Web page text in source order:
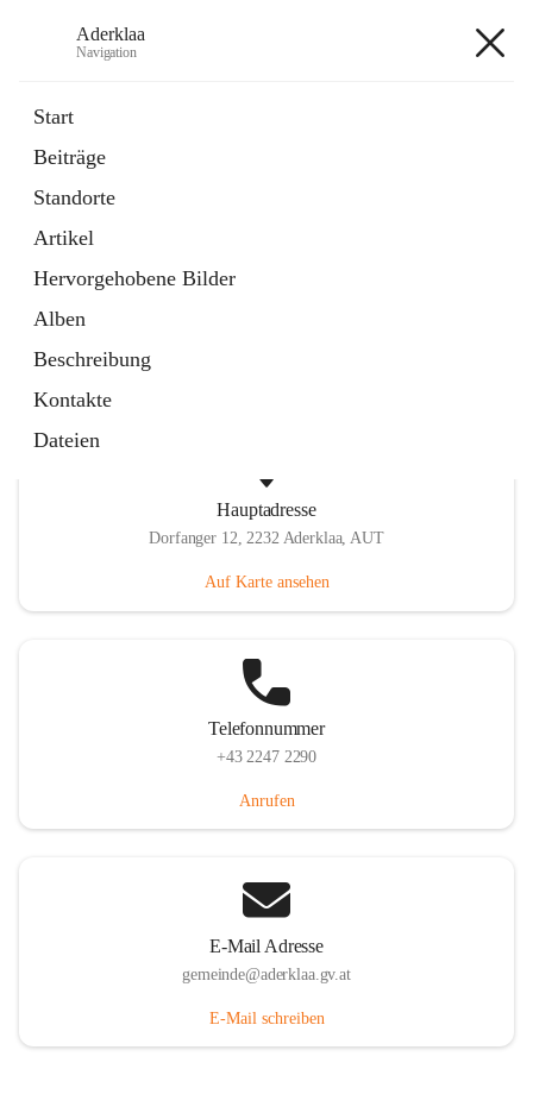
Aderklaa
Navigation
Start
Beiträge
Standorte
Artikel
Hervorgehobene Bilder
Alben
Beschreibung
Kontakte
Dateien
6 Schnellzugriffe
Gemeinde
3 Schnellzugriffe
Hauptadresse
Dorfanger 12, 2232 Aderklaa, AUT
Auf Karte ansehen
Telefonnummer
+43 2247 2290
Anrufen
E-Mail Adresse
gemeinde@aderklaa.gv.at
E-Mail schreiben